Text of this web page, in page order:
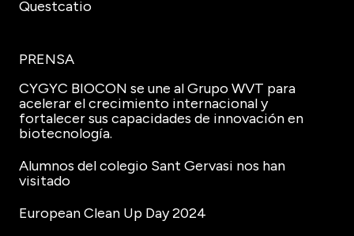
Questcatio
PRENSA
CYGYC BIOCON se une al Grupo WVT para
acelerar el crecimiento internacional y
fortalecer sus capacidades de innovación en
biotecnología.
Alumnos del colegio Sant Gervasi nos han
visitado
European Clean Up Day 2024